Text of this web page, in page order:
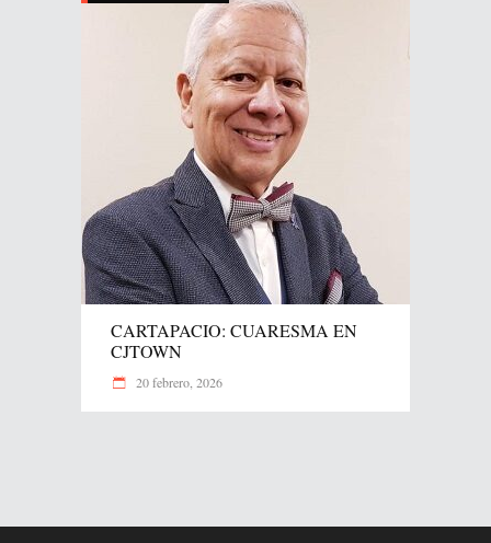
CARTAPACIO: CUARESMA EN
CJTOWN
20 febrero, 2026